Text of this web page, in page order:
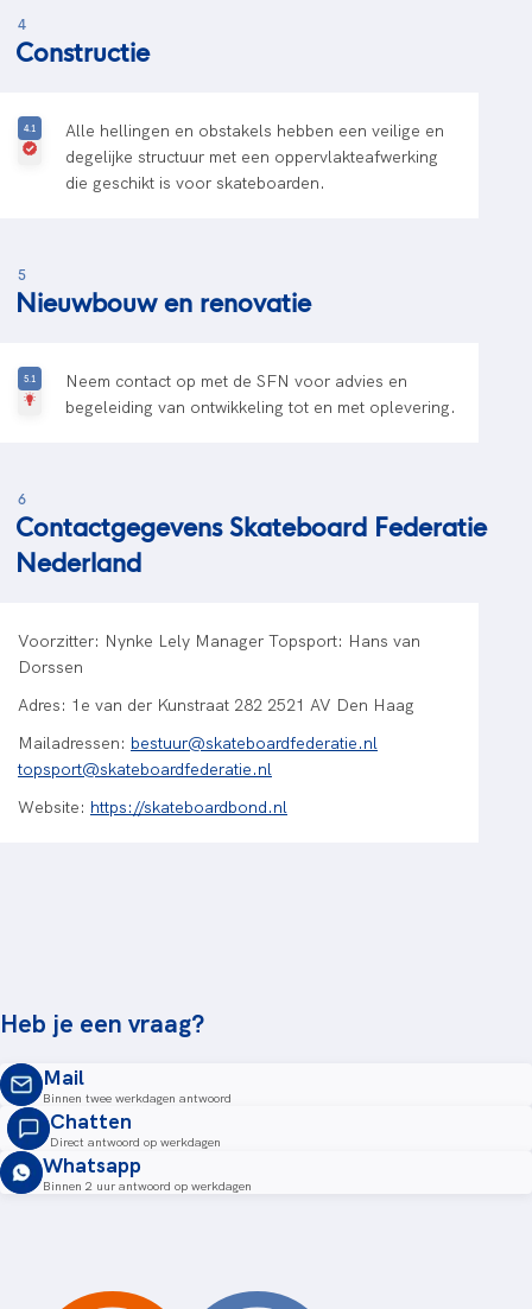
4
Constructie
Alle hellingen en obstakels hebben een veilige en
degelijke structuur met een oppervlakteafwerking
die geschikt is voor skateboarden.
5
Nieuwbouw en renovatie
Neem contact op met de SFN voor advies en
begeleiding van ontwikkeling tot en met oplevering.
6
Contactgegevens Skateboard Federatie
Nederland
Voorzitter: Nynke Lely Manager Topsport: Hans van
Dorssen
Adres: 1e van der Kunstraat 282 2521 AV Den Haag
Mailadressen: bestuur@skateboardfederatie.nl
topsport@skateboardfederatie.nl
Website: https://skateboardbond.nl
Heb je een vraag?
Mail
Binnen twee werkdagen antwoord
Chatten
Direct antwoord op werkdagen
Whatsapp
Binnen 2 uur antwoord op werkdagen